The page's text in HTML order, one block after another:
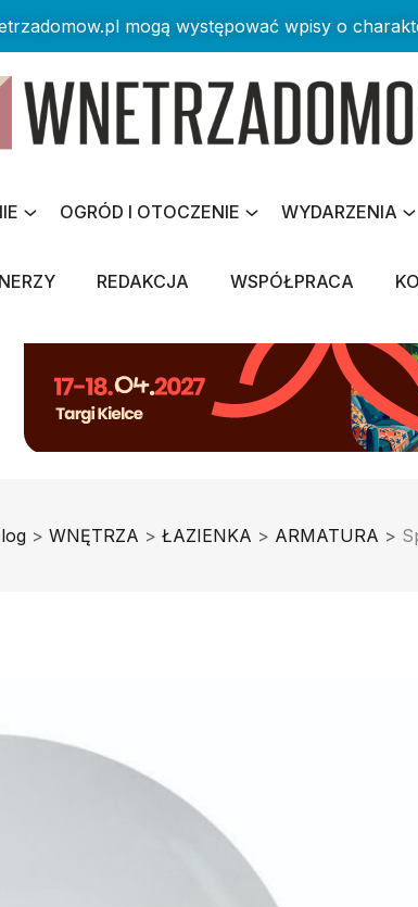
mogą występować wpisy o
OGRÓD I OTOCZENIE WYDARZENIA
REDAKCJA WSPÓŁPRACA
> WNĘTRZA > ŁAZIENKA > ARMATURA >